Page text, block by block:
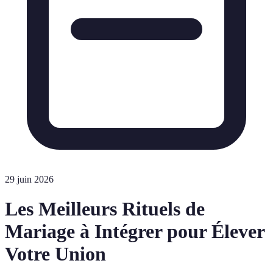
29 juin 2026
Les Meilleurs Rituels de
Mariage à Intégrer pour Élever
Votre Union